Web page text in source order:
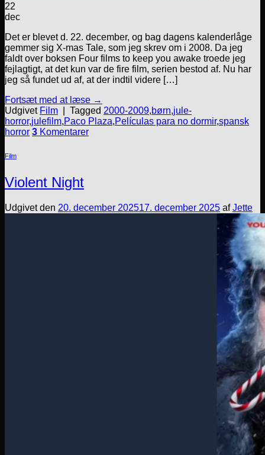
22
dec
Det er blevet d. 22. december, og bag dagens kalenderlåge
gemmer sig X-mas Tale, som jeg skrev om i 2008. Da jeg
faldt over boksen Four films to keep you awake troede jeg
fejlagtigt, at det kun var de fire film, serien bestod af. Nu har
jeg så fundet ud af, at der indtil videre […]
Fortsæt med at læse →
Udgivet Film Tagged 2000-2009,børn,jule-
horror,julefilm,Paco Plaza,Películas para no dormir,spansk
horror 3 Komentarer
Film
Violent Night
Udgivet den 20. december 202517. december 2025 afJette